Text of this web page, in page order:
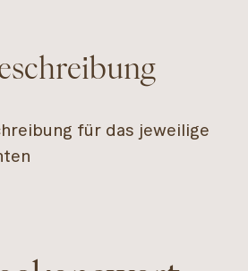
für das jeweilige